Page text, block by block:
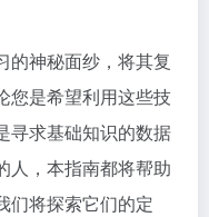
的神秘面纱，将其复
您是希望利用这些技
寻求基础知识的数据
人，本指南都将帮助
们将探索它们的定